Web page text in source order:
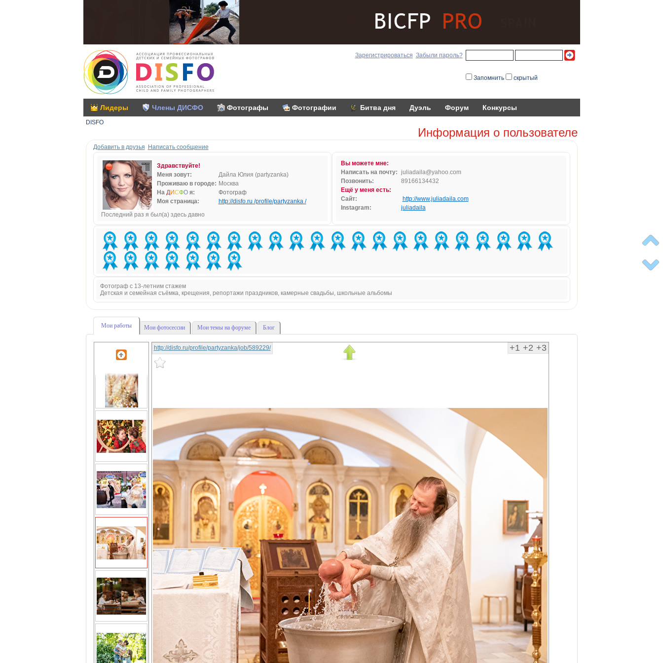
Зарегистрироваться Забыли пароль?
Запомнить скрытый
Лидеры Члены ДИСФО Фотографы Фотографии Битва дня Дуэль Форум Конкурсы
DISFO
Информация о пользователе
Добавить в друзья Написать сообщение
Здравствуйте!
Меня зовут:
Дайла Юлия (partyzanka)
Проживаю в городе: Москва
На ДИСФОя:
Фотограф
Моя страница:
http://disfo.ru /profile/partyzanka /
Последний раз я был(а) здесь давно
Вы можете мне:
Написать на почту: juliadai la@yahoo.com
Позвонить:
89166134432
Ещё у меня есть:
Сайт:
http://www.juliadaila.com
Instagram:
juliadaila
Фотограф с 13-летним стажем
Детская и семейная съёмка, крещения, репортажи праздников, камерные свадьбы, школьные альбомы
Мои работы Мои фотосессии Мои темы на форуме Блог
+1 +2 +3
http://disfo.ru/profile/partyzanka/job/589229/